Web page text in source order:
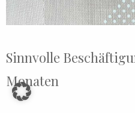
Sinnvolle
Monaten